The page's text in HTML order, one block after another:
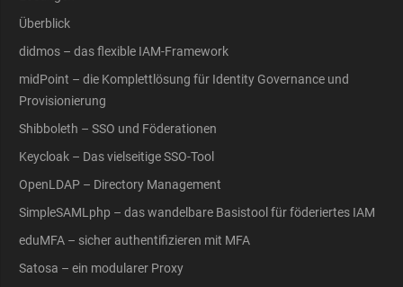
Überblick
didmos – das flexible IAM-Framework
midPoint – die Komplettlösung für Identity Governance und
Provisionierung
Shibboleth – SSO und Föderationen
Keycloak – Das vielseitige SSO-Tool
OpenLDAP – Directory Management
SimpleSAMLphp – das wandelbare Basistool für föderiertes IAM
eduMFA – sicher authentifizieren mit MFA
Satosa – ein modularer Proxy